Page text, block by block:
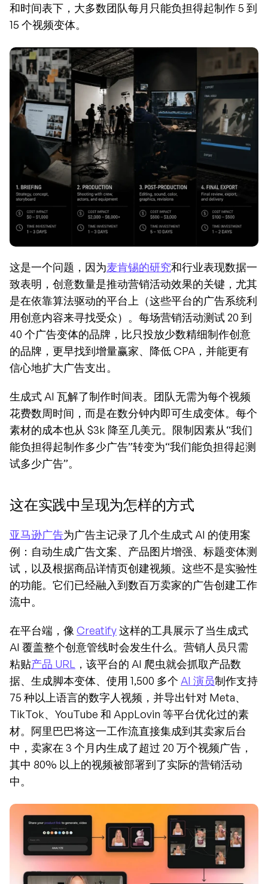
和时间表下，大多数团队每月只能负担得起制作 5 到
15 个视频变体。
这是一个问题，因为麦肯锡的研究和行业表现数据一
致表明，创意数量是推动营销活动效果的关键，尤其
是在依靠算法驱动的平台上（这些平台的广告系统利
用创意内容来寻找受众）。每场营销活动测试 20 到
40 个广告变体的品牌，比只投放少数精细制作创意
的品牌，更早找到增量赢家、降低 CPA，并能更有
信心地扩大广告支出。
生成式 AI 瓦解了制作时间表。团队无需为每个视频
花费数周时间，而是在数分钟内即可生成变体。每个
素材的成本也从 $3k 降至几美元。限制因素从“我们
能负担得起制作多少广告”转变为“我们能负担得起测
试多少广告”。
这在实践中呈现为怎样的方式
亚马逊广告为广告主记录了几个生成式 AI 的使用案
例：自动生成广告文案、产品图片增强、标题变体测
试，以及根据商品详情页创建视频。这些不是实验性
的功能。它们已经融入到数百万卖家的广告创建工作
流中。
在平台端，像 Creatify 这样的工具展示了当生成式
AI 覆盖整个创意管线时会发生什么。营销人员只需
粘贴产品 URL ，该平台的 AI 爬虫就会抓取产品数
据、生成脚本变体、使用 1,500 多个 AI 演员制作支持
75 种以上语言的数字人视频，并导出针对 Meta、
TikTok、YouTube 和 AppLovin 等平台优化过的素
材。阿里巴巴将这一工作流直接集成到其卖家后台
中，卖家在 3 个月内生成了超过 20 万个视频广告，
其中 80% 以上的视频被部署到了实际的营销活动
中。